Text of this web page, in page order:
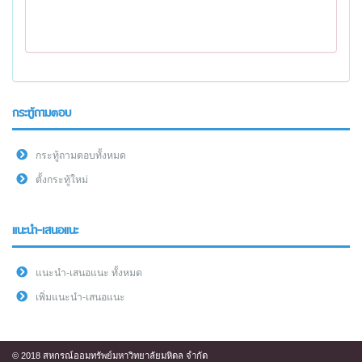
กระทู้ถามตอบ
กระทู้ถามตอบทั้งหมด
ตั้งกระทู้ใหม่
แนะนำ-เสนอแนะ
แนะนำ-เสนอแนะ ทั้งหมด
เพิ่มแนะนำ-เสนอแนะ
© 2018 สหกรณ์ออมทรัพย์มหาวิทยาลัยมหิดล จำกัด